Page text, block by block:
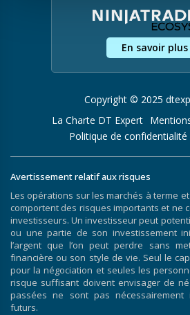
En savoir plus
Copyright © 2025
La Charte DT Expert
Politique de confidentialité
Avertissement relatif aux risques
Les opérations sur les marchés à terme
comportent des risques importants et ne
investisseurs. Un investisseur peut
ou une partie de son investissement
l’argent que l’on peut perdre sans
financière ou son style de vie. Seul le
pour la négociation et seules les
risque suffisant doivent envisager de
passées ne sont pas nécessairement
futurs.